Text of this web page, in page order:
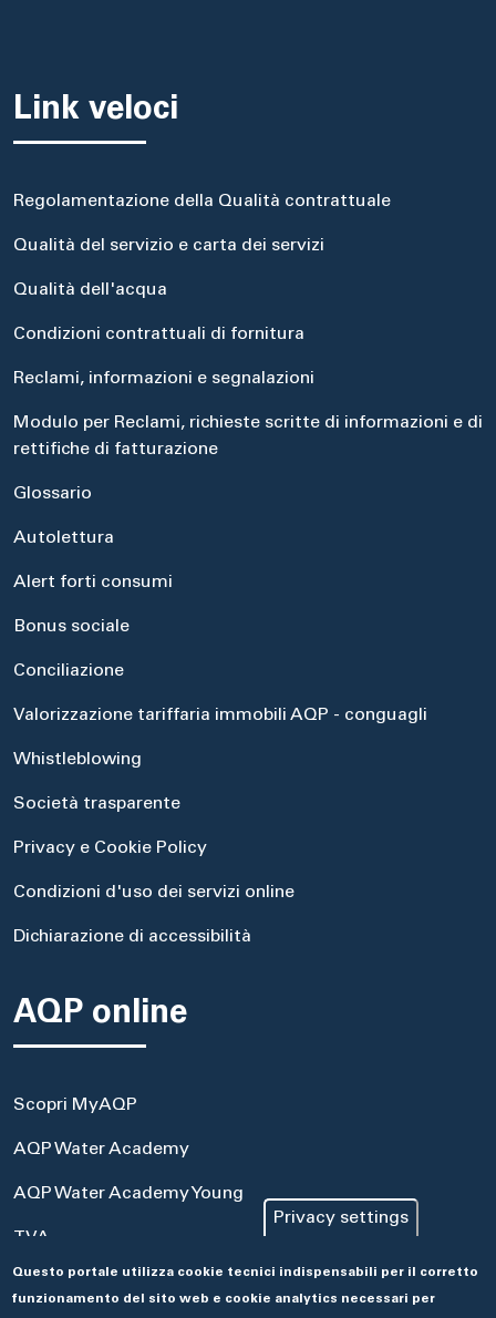
Link veloci
Regolamentazione della Qualità contrattuale
Qualità del servizio e carta dei servizi
Qualità dell'acqua
Condizioni contrattuali di fornitura
Reclami, informazioni e segnalazioni
Modulo per Reclami, richieste scritte di informazioni e di
rettifiche di fatturazione
Glossario
Autolettura
Alert forti consumi
Bonus sociale
Conciliazione
Valorizzazione tariffaria immobili AQP - conguagli
Whistleblowing
Società trasparente
Privacy e Cookie Policy
Condizioni d'uso dei servizi online
Dichiarazione di accessibilità
AQP online
Scopri MyAQP
AQP Water Academy
AQP Water Academy Young
TVA
Portale Acquisti
Privacy settings
Questo portale utilizza cookie tecnici indispensabili per il corretto
funzionamento del sito web e cookie analytics necessari per